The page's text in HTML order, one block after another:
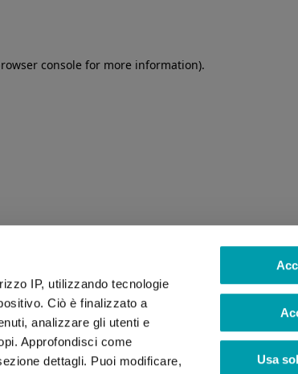
IP, utilizzando tecnologie
Ciò è finalizzato a
analizzare gli utenti e
Approfondisci come
dettagli. Puoi modificare,
Usa
console for more information).